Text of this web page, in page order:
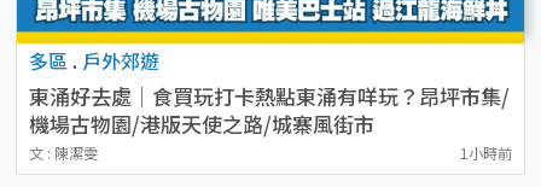
多區 . 戶外郊遊
東涌好去處｜食買玩打卡熱點東涌有咩玩？昂坪市集/
機場古物園/港版天使之路/城寨風街市
文 : 陳潔雯 1小時前